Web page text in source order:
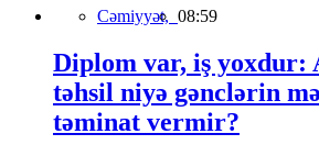
Cəmiyyət, 08:59
Diplom var, iş yoxdur:
təhsil niyə gənclərin
təminat vermir?